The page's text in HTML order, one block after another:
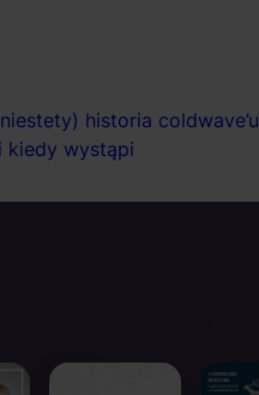
historia coldwave’u
kiedy wystąpi